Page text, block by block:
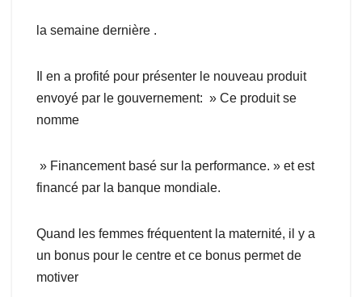
la semaine dernière .
Il en a profité pour présenter le nouveau produit
envoyé par le gouvernement: » Ce produit se
nomme
» Financement basé sur la performance. » et est
financé par la banque mondiale.
Quand les femmes fréquentent la maternité, il y a
un bonus pour le centre et ce bonus permet de
motiver